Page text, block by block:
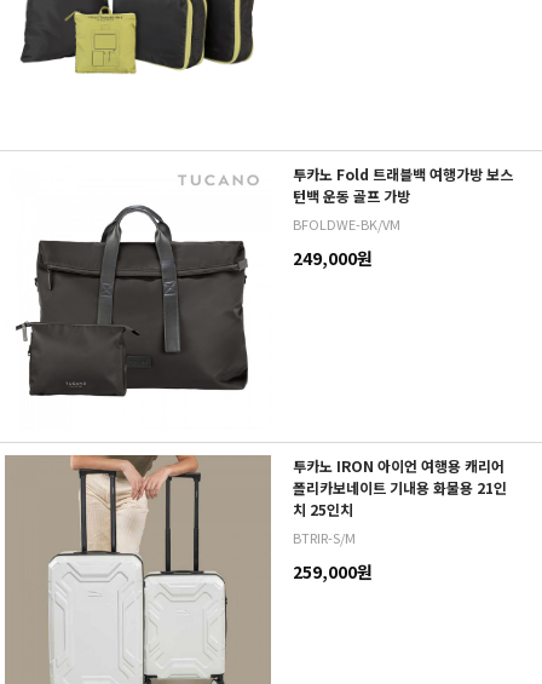
투카노 Fold 트래블백 여행가방 보스
턴백 운동 골프 가방
BFOLDWE-BK/VM
249,000원
투카노 IRON 아이언 여행용 캐리어
폴리카보네이트 기내용 화물용 21인
치 25인치
BTRIR-S/M
259,000원